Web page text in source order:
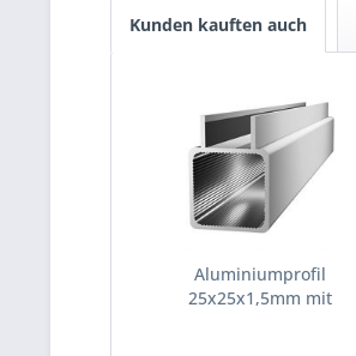
Kunden kauften auch
Aluminiumprofil
25x25x1,5mm mit